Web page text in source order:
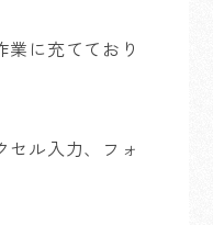
業に充てており
セル入力、フォ